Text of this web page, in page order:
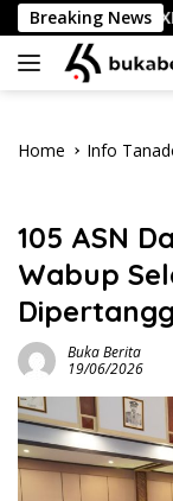
Skip
to
content
Breaking News
XII 2026 di
Home Info
105 ASN
Wabup
Buka Berita
19/06/2026